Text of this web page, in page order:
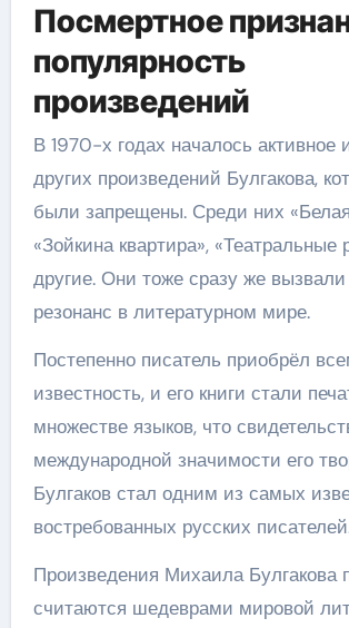
Посмертное
популярность
произведений
В 1970-х годах началось активное
других произведений Булгакова,
были запрещены. Среди них
«Зойкина квартира», «Театральные
другие. Они тоже сразу же
резонанс в литературном мире.
Постепенно писатель приобрёл
известность, и его книги стали
множестве языков, что
международной значимости его
Булгаков стал одним из самых
востребованных русских
Произведения Михаила Булгакова
считаются шедеврами мировой